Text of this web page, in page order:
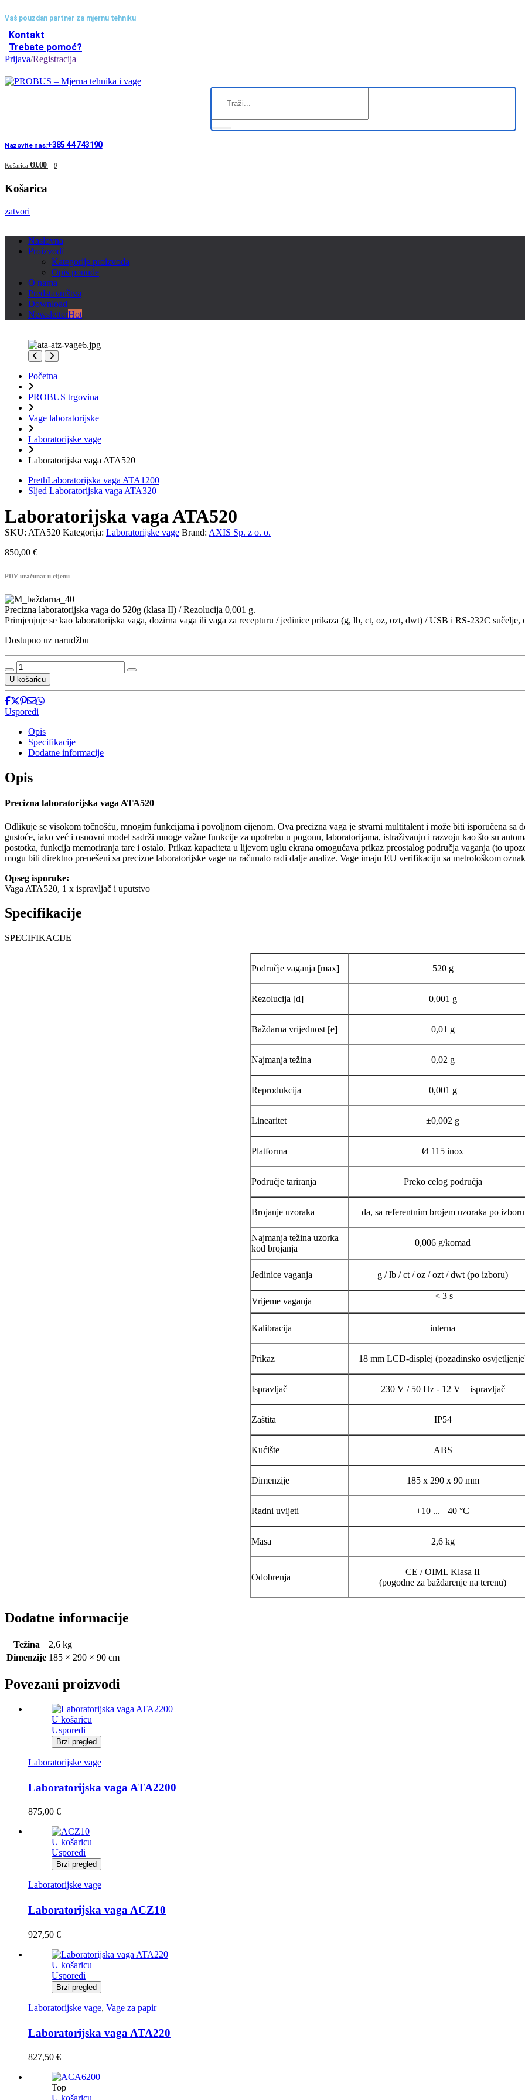
Vaš pouzdan partner za mjernu tehniku
Kontakt
Trebate pomoć?
Prijava/Registracija
Nazovite nas:+385 44 743190
Košarica €0.00 0
Košarica
zatvori
Naslovna
Proizvodi
Kategorije proizvoda
Opis ponude
O nama
Predstavništva
Download
NewsletterHot
Početna
PROBUS trgovina
Vage laboratorijske
Laboratorijske vage
Laboratorijska vaga ATA520
PrethLaboratorijska vaga ATA1200
Sljed Laboratorijska vaga ATA320
Laboratorijska vaga ATA520
SKU: ATA520 Kategorija: Laboratorijske vage Brand: AXIS Sp. z o. o.
850,00 €
PDV uračunat u cijenu
Precizna laboratorijska vaga do 520g (klasa II) / Rezolucija 0,001 g.
Primjenjuje se kao laboratorijska vaga, dozirna vaga ili vaga za recepturu / jedinice prikaza (g, lb, ct, oz, ozt, dwt) / USB i RS-232C
Dostupno uz narudžbu
Laboratorijska
vaga
ATA520
količina
U košaricu
Usporedi
Opis
Specifikacije
Dodatne informacije
Opis
Precizna laboratorijska vaga ATA520
Odlikuje se visokom točnošću, mnogim funkcijama i povoljnom cijenom. Ova precizna vaga je stvarni multitalent i može biti isporučena sa
gustoće, iako već i osnovni model sadrži mnoge važne funkcije za upotrebu u pogonu, laboratorijama, istraživanju i razvoju kao što su
postotka, funkcija memoriranja tare i ostalo. Prikaz kapaciteta u lijevom uglu ekrana omogućava prikaz preostalog područja vaganja (to
mogu biti direktno prenešeni sa precizne laboratorijske vage na računalo radi dalje analize. Vage imaju EU verifikaciju sa metrološkom
Opseg isporuke:
Vaga ATA520, 1 x ispravljač i uputstvo
Specifikacije
SPECIFIKACIJE
Područje vaganja [max] 520 g
Rezolucija [d] 0,001 g
Baždarna vrijednost [e] 0,01 g
Najmanja težina 0,02 g
Reprodukcija 0,001 g
Linearitet ±0,002 g
Platforma Ø 115 inox
Područje tariranja Preko celog područja
Brojanje uzoraka da, sa referentnim brojem uzoraka po izboru
Najmanja težina uzorka
kod brojanja
0,006 g/komad
Jedinice vaganja g / lb / ct / oz / ozt / dwt (po izboru)
Vrijeme vaganja
< 3 s
Kalibracija interna
Prikaz 18 mm LCD-displej (pozadinsko
Ispravljač 230 V / 50 Hz - 12 V – ispravljač
Zaštita IP54
Kućište ABS
Dimenzije 185 x 290 x 90 mm
Radni uvijeti +10 ... +40 °C
Masa 2,6 kg
Odobrenja
CE / OIML Klasa II
(pogodne za baždarenje na terenu)
Dodatne informacije
Težina
2,6 kg
Dimenzije 185 × 290 × 90 cm
Povezani proizvodi
U košaricu
Usporedi
Brzi pregled
Laboratorijske vage
Laboratorijska vaga ATA2200
875,00 €
U košaricu
Usporedi
Brzi pregled
Laboratorijske vage
Laboratorijska vaga ACZ10
927,50 €
U košaricu
Usporedi
Brzi pregled
Laboratorijske vage, Vage za papir
Laboratorijska vaga ATA220
827,50 €
Top